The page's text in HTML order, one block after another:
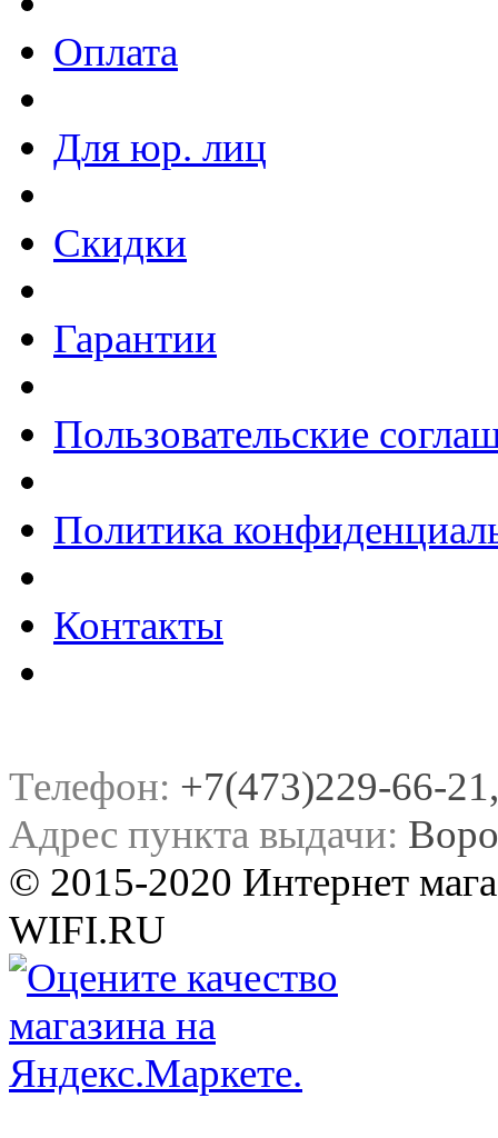
Оплата
Для юр. лиц
Скидки
Гарантии
Пользовательские
Политика
Контакты
Телефон: +7(473)229-66-
Адрес пункта выдачи:
© 2015-2020 Интернет
WIFI.RU